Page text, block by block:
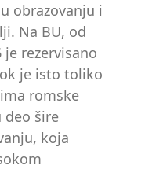
obrazovanju i
Na BU, od
rezervisano
je isto toliko
romske
deo šire
koja